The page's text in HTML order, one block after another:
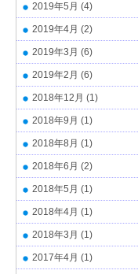
2019年5月 (4)
2019年4月 (2)
2019年3月 (6)
2019年2月 (6)
2018年12月 (1)
2018年9月 (1)
2018年8月 (1)
2018年6月 (2)
2018年5月 (1)
2018年4月 (1)
2018年3月 (1)
2017年4月 (1)